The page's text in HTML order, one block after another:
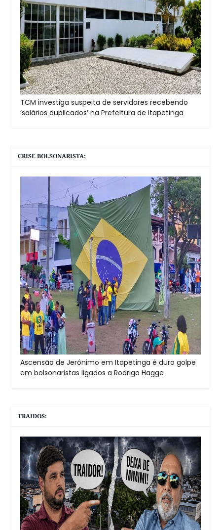
TCM investiga suspeita de servidores recebendo
‘salários duplicados’ na Prefeitura de Itapetinga
CRISE BOLSONARISTA:
Ascensão de Jerônimo em Itapetinga é duro golpe
em bolsonaristas ligados a Rodrigo Hagge
TRAIDOS: